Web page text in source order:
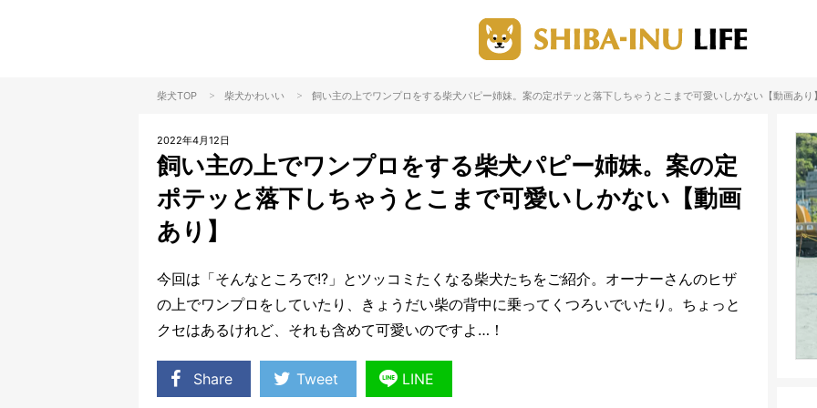
柴犬TOP > 柴犬かわいい > 飼い主の上でワンプロをする柴犬パピー姉妹。案の定ポテッと落下しちゃうとこまで可愛いしかない【動画あり
2022年4月12日
飼い主の上でワンプロをする柴犬パピー姉妹。案の定
ポテッと落下しちゃうとこまで可愛いしかない【動画
あり】
今回は「そんなところで!?」とツッコミたくなる柴犬たちをご紹介。オーナーさんのヒザ
の上でワンプロをしていたり、きょうだい柴の背中に乗ってくつろいでいたり。ちょっと
クセはあるけれど、それも含めて可愛いのですよ…！
Share Tweet LINE